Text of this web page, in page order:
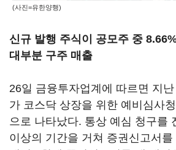
(사진=유한양행)
신규 발행 주식이 공모주 중
대부분 구주 매출
26일 금융투자업계에 따르면 지
가 코스닥 상장을 위한 예비심사
으로 나타났다. 통상 예심 청구를
이상의 기간을 거쳐 증권신고서